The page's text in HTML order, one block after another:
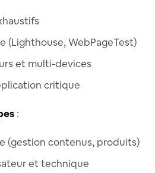
(Lighthouse, WebPageTest)
et multi-devices
critique
:
(gestion contenus, produits)
et technique